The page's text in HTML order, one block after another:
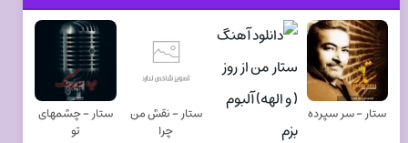
ستار - سر سپرده
ستار - نقش من
چرا
ستار - چشمهای
تو